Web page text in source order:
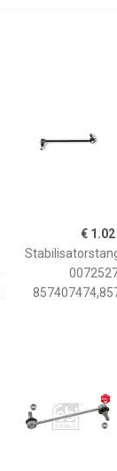
€ 1.02
Stabilisatorstang